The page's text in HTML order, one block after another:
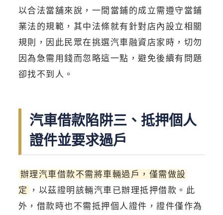
以合法當舖來說，一間當鋪的成立需遵守當鋪
業法的規範，其中法條就有針對店內設立相關
規則，因此民眾在挑選汽車融資店家時，切勿
因為急需用錢而忽略這一點，避免後續有問題
卻找不到人。
汽車借款陷阱三、抵押個人
證件並要求過戶
辦理汽車借款不需將車輛過戶，僅需做設
定 ，以茲證明該輛汽車已辦理抵押借款。此
外，借款時也不需抵押個人證件，證件僅作為